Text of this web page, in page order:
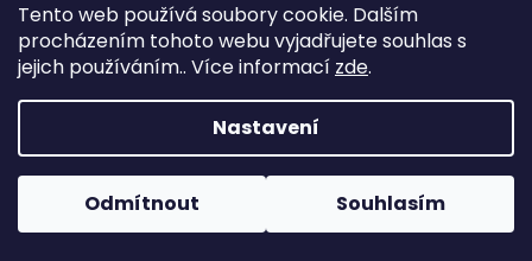
Tento web používá soubory cookie. Dalším
procházením tohoto webu vyjadřujete souhlas s
jejich používáním.. Více informací zde.
Nastavení
Odmítnout Souhlasím
Vytvořil Shoptet
Copyright 2026HSProjectiles . Všechna práva vyhrazena.